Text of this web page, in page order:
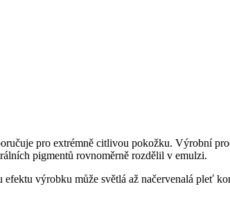
pro extrémně citlivou pokožku. Výrobní
pigmentů rovnoměrně rozdělil v emulzi.
výrobku může světlá až načervenalá pleť